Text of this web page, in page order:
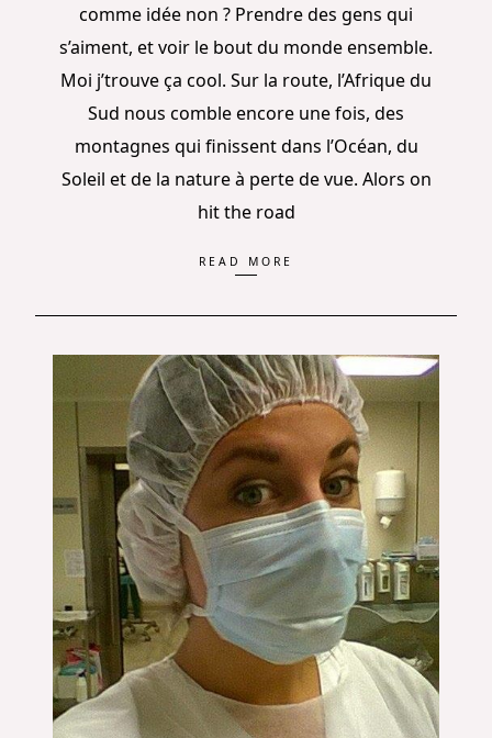
comme idée non ? Prendre des gens qui
s’aiment, et voir le bout du monde ensemble.
Moi j’trouve ça cool. Sur la route, l’Afrique du
Sud nous comble encore une fois, des
montagnes qui finissent dans l’Océan, du
Soleil et de la nature à perte de vue. Alors on
hit the road
READ MORE